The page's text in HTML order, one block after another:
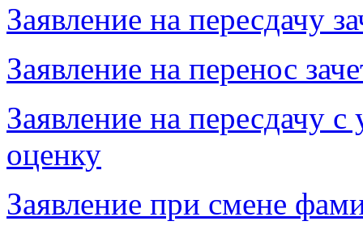
Заявление на пересдачу
Заявление на перенос
Заявление на пересдачу
оценку
Заявление при смене